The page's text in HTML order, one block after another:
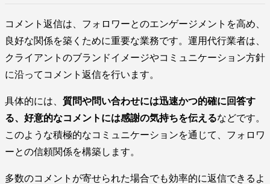
コメント返信は、フォロワーとのエンゲージメントを高め、
良好な関係を築くために重要な業務です。運用代行業者は、
クライアントのブランドイメージやコミュニケーション方針
に沿ってコメント返信を行います。
具体的には、 質問や問い合わせには迅速かつ的確に回答す
る、好意的なコメントには感謝の気持ちを伝えるなどです。
このような積極的なコミュニケーションを通じて、フォロワ
ーとの信頼関係を構築します。
多数のコメントが寄せられた場合でも効率的に返信できるよ